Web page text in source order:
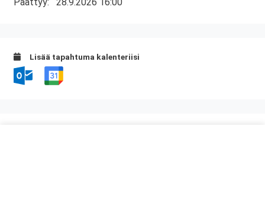
Lisää tapahtuma kalenteriisi